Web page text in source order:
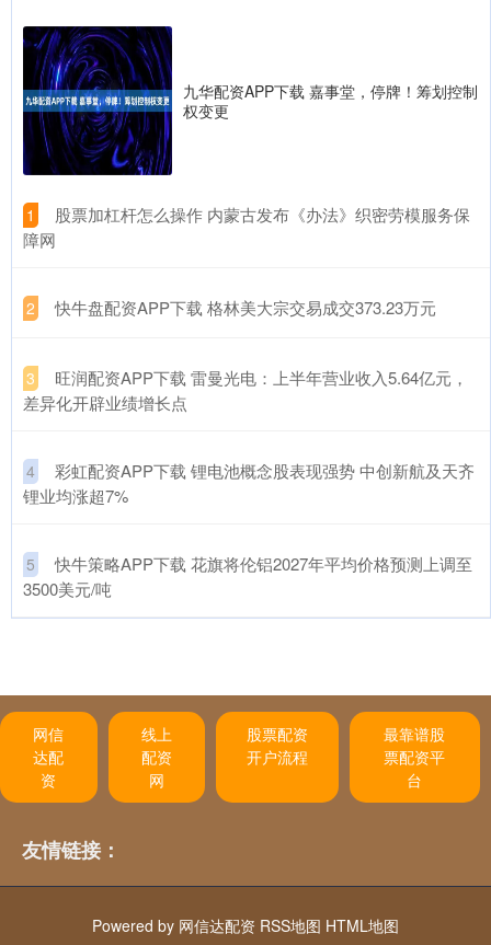
九华配资APP下载 嘉事堂，停牌！筹划控制
权变更
1
​股票加杠杆怎么操作 内蒙古发布《办法》织密劳模服务保
障网
2 ​快牛盘配资APP下载 格林美大宗交易成交373.23万元
3
​旺润配资APP下载 雷曼光电：上半年营业收入5.64亿元，
差异化开辟业绩增长点
4
​彩虹配资APP下载 锂电池概念股表现强势 中创新航及天齐
锂业均涨超7%
5
​快牛策略APP下载 花旗将伦铝2027年平均价格预测上调至
3500美元/吨
网信
达配
资
线上
配资
网
股票配资
开户流程
最靠谱股
票配资平
台
友情链接：
Powered by 网信达配资 RSS地图 HTML地图